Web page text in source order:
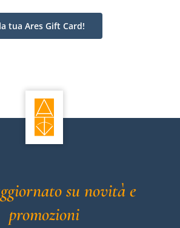
tua Ares Gift Card!
su novità e
promozioni